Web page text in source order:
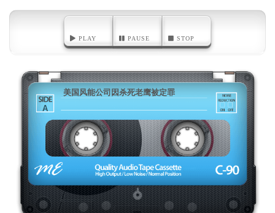
PLAY PAUSE STOP
A
美国风能公司因杀死老鹰被定罪